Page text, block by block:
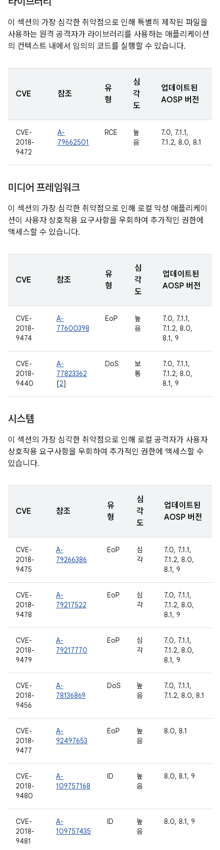
이 섹션의 가장 심각한 취약점으로 인해 특별히 제작된 파일을
사용하는 원격 공격자가 라이브러리를 사용하는 애플리케이션
의 컨텍스트 내에서 임의의 코드를 실행할 수 있습니다.
CVE 참조
유
형
심
각
도
업데이트된
AOSP 버전
CVE-
2018-
9472
A-
79662501
RCE
높
음
7.0, 7.1.1,
7.1.2, 8.0, 8.1
미디어 프레임워크
이 섹션의 가장 심각한 취약점으로 인해 로컬 악성 애플리케이
션이 사용자 상호작용 요구사항을 우회하여 추가적인 권한에
액세스할 수 있습니다.
CVE 참조
유
형
심
각
도
업데이트된
AOSP 버전
CVE-
2018-
9474
A-
77600398
EoP
높
음
7.0, 7.1.1,
7.1.2, 8.0,
8.1, 9
CVE-
2018-
9440
A-
77823362
[2]
DoS
보
통
7.0, 7.1.1,
7.1.2, 8.0,
8.1, 9
시스템
이 섹션의 가장 심각한 취약점으로 인해 로컬 공격자가 사용자
상호작용 요구사항을 우회하여 추가적인 권한에 액세스할 수
있습니다.
CVE 참조
유
형
심
각
도
업데이트된
AOSP 버전
CVE-
2018-
9475
A-
79266386
EoP
심
각
7.0, 7.1.1,
7.1.2, 8.0,
8.1, 9
CVE-
2018-
9478
A-
79217522
EoP
심
각
7.0, 7.1.1,
7.1.2, 8.0,
8.1, 9
CVE-
2018-
9479
A-
79217770
EoP
심
각
7.0, 7.1.1,
7.1.2, 8.0,
8.1, 9
CVE-
2018-
9456
A-
78136869
DoS
높
음
7.0, 7.1.1,
7.1.2, 8.0, 8.1
CVE-
2018-
9477
A-
92497653
EoP
높
음
8.0, 8.1
CVE-
2018-
9480
A-
109757168
ID
높
음
8.0, 8.1, 9
CVE-
2018-
9481
A-
109757435
ID
높
음
8.0, 8.1, 9